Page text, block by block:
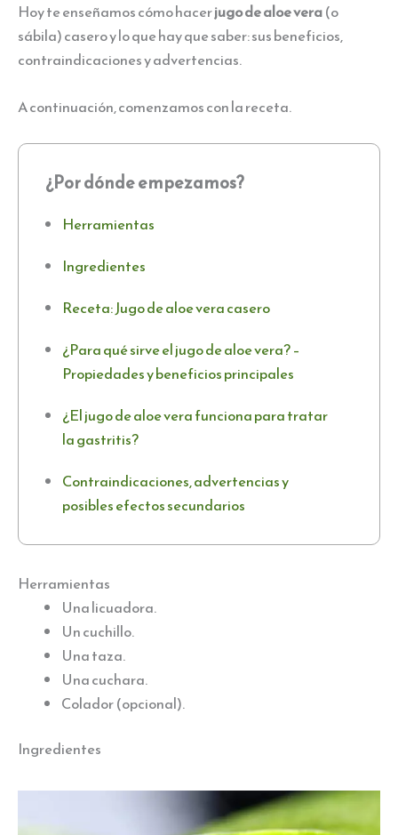
Hoy te enseñamos cómo hacerjugo de aloe vera(o
sábila) casero y lo que hay que saber: sus beneficios,
contraindicaciones y advertencias.
A continuación, comenzamos con la receta.
¿Por dónde empezamos?
Herramientas
Ingredientes
Receta: Jugo de aloe vera casero
¿Para qué sirve el jugo de aloe vera? –
Propiedades y beneficios principales
¿El jugo de aloe vera funciona para tratar
la gastritis?
Contraindicaciones, advertencias y
posibles efectos secundarios
Herramientas
Una licuadora.
Un cuchillo.
Una taza.
Una cuchara.
Colador (opcional).
Ingredientes